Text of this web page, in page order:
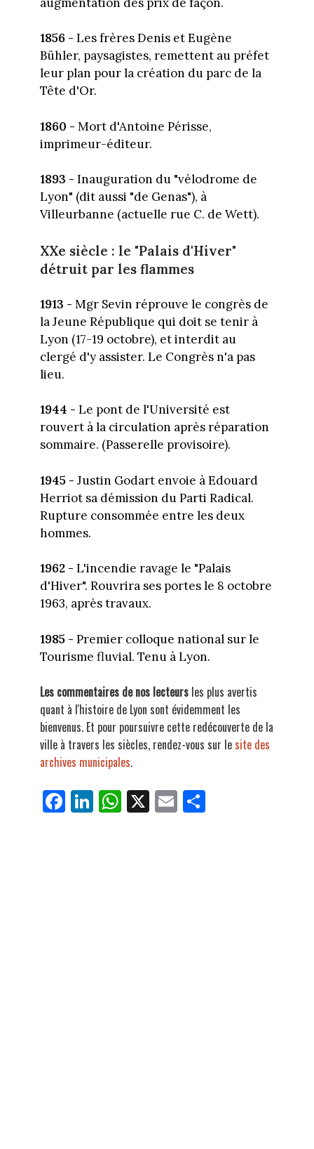
1856 - Les frères Denis et Eugène
Bühler, paysagistes, remettent au préfet
leur plan pour la création du parc de la
Tête d'Or.
1860 - Mort d'Antoine Périsse,
imprimeur-éditeur.
1893 - Inauguration du "vélodrome de
Lyon" (dit aussi "de Genas"), à
Villeurbanne (actuelle rue C. de Wett).
XXe siècle : le "Palais d'Hiver"
détruit par les flammes
1913 - Mgr Sevin réprouve le congrès de
la Jeune République qui doit se tenir à
Lyon (17-19 octobre), et interdit au
clergé d'y assister. Le Congrès n'a pas
lieu.
1944 - Le pont de l'Université est
rouvert à la circulation après réparation
sommaire. (Passerelle provisoire).
1945 - Justin Godart envoie à Edouard
Herriot sa démission du Parti Radical.
Rupture consommée entre les deux
hommes.
1962 - L'incendie ravage le "Palais
d'Hiver". Rouvrira ses portes le 8 octobre
1963, après travaux.
1985 - Premier colloque national sur le
Tourisme fluvial. Tenu à Lyon.
Les commentaires de nos lecteursles plus avertis
quant à l'histoire de Lyon sont évidemment les
bienvenus. Et pour poursuivre cette redécouverte de la
ville à travers les siècles, rendez-vous sur lesite des
archives municipales.
Fa
ce
Li
nk
W
ha
X E
m
Pa
rt